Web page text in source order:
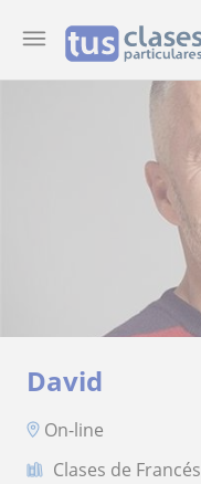
David
On-line
Clases de Francés